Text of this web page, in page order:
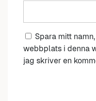
Spara mitt
webbplats i denna
jag skriver en